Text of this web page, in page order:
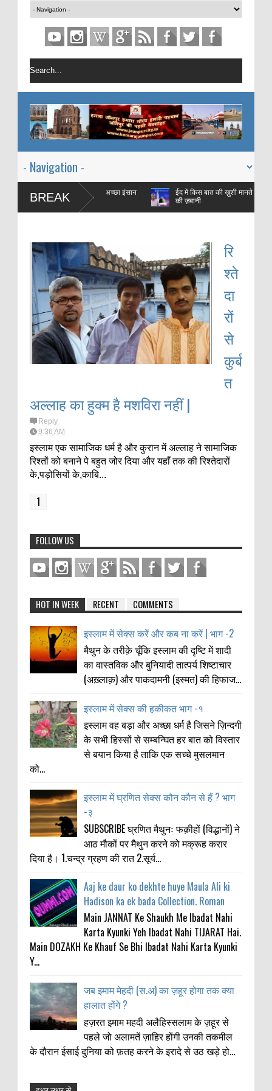
BREAK
प्रशिक्षण है जिस का मक़सद एक अच्छा इंसान
ईद में किस बात की ख़ुशी मानते है : हज़रत
की ज़बानी
रि
श्ते
दा
रों
से
कुर्ब
त
अल्लाह का हुक्म है मशविरा नहीं |
Reply
9:36 AM
इस्लाम एक सामाजिक धर्म है और कुरान में अल्लाह ने सामाजिक
रिश्तों को बनाने पे बहुत जोर दिया और यहाँ तक की रिश्तेदारों
के,पड़ोसियों के,काबि...
1
FOLLOW US
HOT IN WEEK RECENT COMMENTS
इस्लाम में सेक्स करें और कब ना करें | भाग -2
मैथुन के तरीक़े चूँकि इस्लाम की दृष्टि में शादी
का वास्तविक और बुनियादी तात्पर्य शिष्टाचार
(अख़्लाक़) और पाकदामनी (इस्मत) की हिफाज...
इस्लाम में सेक्स की हकीकत भाग -१
इस्लाम वह बड़ा और अच्छा धर्म है जिसने ज़िन्दगी
के सभी हिस्सों से सम्बन्घित हर बात को विस्तार
से बयान किया है ताकि एक सच्चे मुसलमान
को...
इस्लाम में घ्रणित सेक्स कौन कौन से हैं ? भाग
-३
SUBSCRIBE घ्रणित मैथुनः फक़ीहों (विद्धानों) ने
आठ मौकों पर मैथुन करने को मक्रूह करार
दिया है। 1.चन्द्र ग्रहण की रात 2.सूर्य...
Aaj ke daur ko dekhte huye Maula Ali ki
Hadison ka ek bada Collection. Roman
Main JANNAT Ke Shaukh Me Ibadat Nahi
Karta Kyunki Yeh Ibadat Nahi TIJARAT Hai.
Main DOZAKH Ke Khauf Se Bhi Ibadat Nahi Karta Kyunki
Y...
जब इमाम मेहदी (स.अ) का ज़हूर होगा तक क्या
हालात होंगे ?
हज़रत इमाम महदी अलैहिस्सलाम के ज़हूर से
पहले जो अलामतें ज़ाहिर होंगी उनकी तकमील
के दौरान ईसाई दुनिया को फ़तह करने के इरादे से उठ खड़े हो...